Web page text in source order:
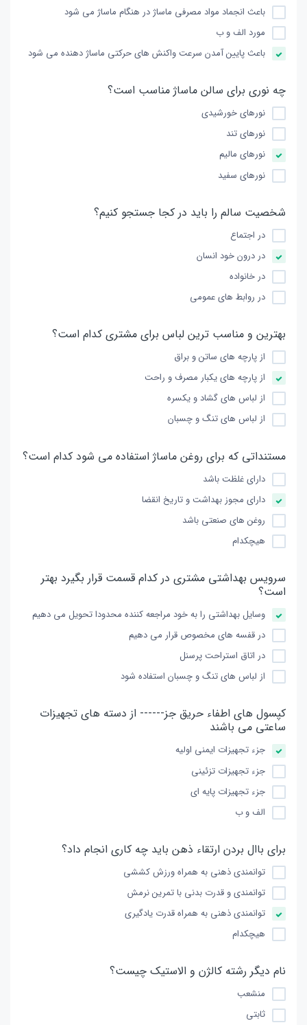
باعث انجماد مواد مصرفی ماساژ در هنگام ماساژ می شود
مورد الف و ب
باعث پایین آمدن سرعت واكنش های حركتی ماساژ دهنده می شود
چه نوری برای سالن ماساژ مناسب است؟
نورهای خورشیدی
نورهای تند
نورهای مالیم
نورهای سفید
شخصیت سالم را باید در كجا جستجو كنیم؟
در اجتماع
در درون خود انسان
در خانواده
در روابط های عمومی
بهترین و مناسب ترین لباس برای مشتری كدام است؟
از پارچه های ساتن و براق
از پارچه های یكبار مصرف و راحت
از لباس های گشاد و یكسره
از لباس های تنگ و چسبان
مستنداتی كه برای روغن ماساژ استفاده می شود كدام است؟
دارای غلظت باشد
دارای مجوز بهداشت و تاریخ انقضا
روغن های صنعتی باشد
هیچكدام
سرویس بهداشتی مشتری در كدام قسمت قرار بگیرد بهتر
است؟
وسایل بهداشتی را به خود مراجعه كننده محدودا تحویل می دهیم
در قفسه های مخصوص قرار می دهیم
در اتاق استراحت پرسنل
از لباس های تنگ و چسبان استفاده شود
كپسول های اطفاء حریق جز------ از دسته های تجهیزات
ساعتی می باشند
جزء تجهیزات ایمنی اولیه
جزء تجهیزات تزئینی
جزء تجهیزات پایه ای
الف و ب
برای باال بردن ارتقاء ذهن باید چه كاری انجام داد؟
توانمندی ذهنی به همراه ورزش كششی
توانمندی و قدرت بدنی با تمرین نرمش
توانمندی ذهنی به همراه قدرت یادگیری
هیچكدام
نام دیگر رشته كالژن و الاستیک چیست؟
منشعب
ثابتی